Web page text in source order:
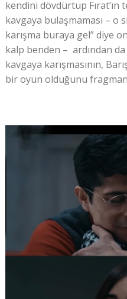
kendini dövdürtüp Fırat’ın
kavgaya bulaşmaması – o
karışma buraya gel” diye
kalp benden – ardından
kavgaya karışmasının,
bir oyun olduğunu